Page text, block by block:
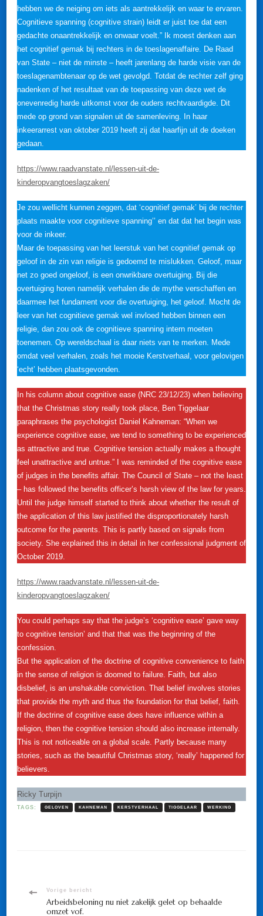
hebben we de neiging om iets als aantrekkelijk en waar te ervaren.
Cognitieve spanning (cognitive strain) leidt er juist toe dat een
gedachte onaantrekkelijk en onwaar voelt.” Ik moest denken aan
het cognitief gemak bij rechters in de toeslagenaffaire. De Raad
van State – niet de minste – heeft jarenlang de harde visie van de
toeslagenambtenaar op de wet gevolgd. Totdat de rechter zelf ging
nadenken of het resultaat van de toepassing van deze wet de
onevenredig harde uitkomst voor de ouders rechtvaardigde. Dit
mede op grond van signalen uit de samenleving. In haar
inkeerarrest van oktober 2019 heeft zij dat haarfijn uit de doeken
gedaan.
https://www.raadvanstate.nl/lessen-uit-de-
kinderopvangtoeslagzaken/
Je zou wellicht kunnen zeggen, dat ‘cognitief gemak’ bij de rechter
plaats maakte voor cognitieve spanning’’ en dat dat het begin was
voor de inkeer.
Maar de toepassing van het leerstuk van het cognitief gemak op
geloof in de zin van religie is gedoemd te mislukken. Geloof, maar
net zo goed ongeloof, is een onwrikbare overtuiging. Bij die
overtuiging horen namelijk verhalen die de mythe verschaffen en
daarmee het fundament voor die overtuiging, het geloof. Mocht de
leer van het cognitieve gemak wel invloed hebben binnen een
religie, dan zou ook de cognitieve spanning intern moeten
toenemen. Op wereldschaal is daar niets van te merken. Mede
omdat veel verhalen, zoals het mooie Kerstverhaal, voor gelovigen
‘echt’ hebben plaatsgevonden.
In his column about cognitive ease (NRC 23/12/23) when believing
that the Christmas story really took place, Ben Tiggelaar
paraphrases the psychologist Daniel Kahneman: “When we
experience cognitive ease, we tend to something to be experienced
as attractive and true. Cognitive tension actually makes a thought
feel unattractive and untrue.” I was reminded of the cognitive ease
of judges in the benefits affair. The Council of State – not the least
– has followed the benefits officer’s harsh view of the law for years.
Until the judge himself started to think about whether the result of
the application of this law justified the disproportionately harsh
outcome for the parents. This is partly based on signals from
society. She explained this in detail in her confessional judgment of
October 2019.
https://www.raadvanstate.nl/lessen-uit-de-
kinderopvangtoeslagzaken/
You could perhaps say that the judge’s ‘cognitive ease’ gave way
to cognitive tension’ and that that was the beginning of the
confession.
But the application of the doctrine of cognitive convenience to faith
in the sense of religion is doomed to failure. Faith, but also
disbelief, is an unshakable conviction. That belief involves stories
that provide the myth and thus the foundation for that belief, faith.
If the doctrine of cognitive ease does have influence within a
religion, then the cognitive tension should also increase internally.
This is not noticeable on a global scale. Partly because many
stories, such as the beautiful Christmas story, ‘really’ happened for
believers.
Ricky Turpijn
TAGS: GELOVEN KAHNEMAN KERSTVERHAAL TIGGELAAR WERKING
Bericht
Vorige bericht
Arbeidsbeloning nu niet zakelijk gelet op behaalde
omzet vof.